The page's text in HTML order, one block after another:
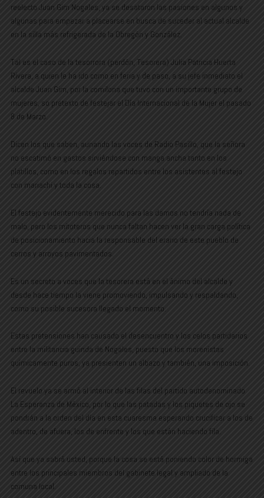
reelecto Juan Gim Nogales, ya se desataron las pasiones en algunos y
algunas para empezar a placearse en busca de suceder al actual alcalde
en la silla más refrigerada de la Obregón y González.
Tal es el caso de la tesorrora (perdón, Tesorera) Julia Patricia Huerta
Rivera, a quien le ha ido como en feria y de paso, a su jefe inmediato el
alcalde Juan Gim, por la comilona que tuvo con un importante grupo de
mujeres, so pretexto de festejar el Día Internacional de la Mujer el pasado
8 de Marzo.
Dicen los que saben, aunando las voces de Radio Pasillo, que la señora
no escatimó en gastos sirviéndose con manga ancha tanto en los
platillos, como en los regalos repartidos entre los asistentes al festejo
con mariachi y toda la cosa.
El festejo evidentemente merecido para las damos no tendría nada de
malo, pero los mitoteros que nunca faltan hacen ver la gran carga política
de posicionamiento hacia la responsable del erario de este pueblo de
cerros y arroyos pavimentados.
Es un secreto a voces que la tesorera está en el ánimo del alcalde y
desde hace tiempo la viene promoviendo, impulsando y respaldando,
como su posible sucesora llegado el momento.
Estas pretensiones han causado el desencuentro y los celos partidarios
entre la militancia guinda de Nogales, puesto que los morenistas
químicamente puros, ya presienten un albazo y también, una imposición.
El revuelo ya se armó al interior de las filas del partido autodenominado
La Esperanza de México, por lo que las patadas y los piquetes de ojo se
pondrán a la orden del día en esta cuaresma esperando crucificar a los de
adentro, de afuera, los de enfrente y los que están haciendo fila.
Así que ya sabrá usted, porque la cosa se está poniendo color de hormiga
entre los principales miembros del gabinete legal y ampliado de la
comuna local.